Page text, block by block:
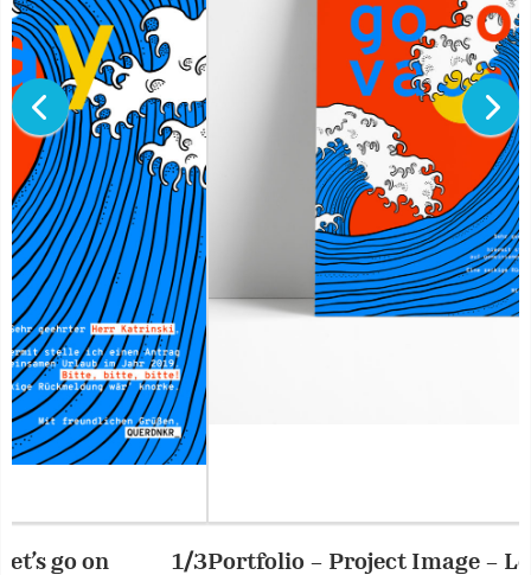
Portfolio – Project Image – Let’s go on
2/3